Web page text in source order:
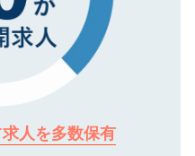
人を多数保有